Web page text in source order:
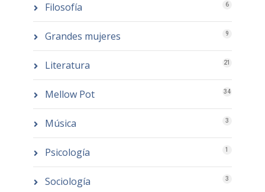
Filosofía 6
Grandes mujeres 9
Literatura 21
Mellow Pot 34
Música 3
Psicología 1
Sociología 3